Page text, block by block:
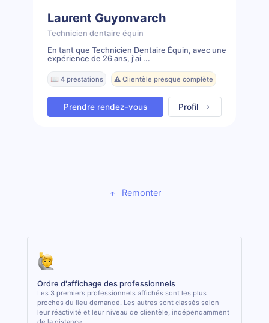
Laurent Guyonvarch
Technicien dentaire équin
En tant que Technicien Dentaire Équin, avec une
expérience de 26 ans, j'ai ...
📖 4 prestations ⚠️ Clientèle presque complète
Prendre rendez-vous Profil
Remonter
Ordre d'affichage des professionnels
Les 3 premiers professionnels affichés sont les plus
proches du lieu demandé. Les autres sont classés selon
leur réactivité et leur niveau de clientèle, indépendamment